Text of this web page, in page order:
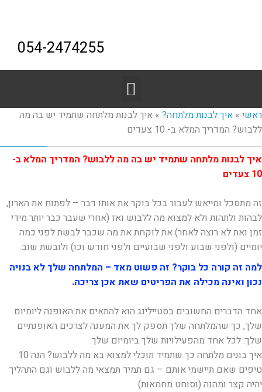
054-2474255
ראשי » איך לבנות מלתחה? » איך לבנות מלתחה שתמיד יש בה מה
ללבוש? המדריך המלא ב- 10 צעדים
איך לבנות מלתחה שתמיד יש בה מה ללבוש? המדריך המלא ב-
10 צעדים
זה מתסכל ומייאש לעבור בכל בוקר את אותו דבר – לפתוח את הארון,
לבהות ולתהות ולא למצוא מה ללבוש ואז (אחרי שעבר כבר יותר מידי
זמן ואת לא רוצה לאחר) את לוקחת את מה שכבר לבשת לפני כמה
יומיים (ולפני שבוע ולפני שבועיים ולפני חודש וכו) ולובשת שוב.
למה זה קורה כל בוקר? זה פשוט מאד – המלתחה שלך לא בנויה
נכון ואינה מכילה את הפריטים שאת אכן צריכה.
אחד הדברים החשובים בסטיילינג הוא להתאים את האופנה ליומיום
שלך, כך שהמלתחה שלך תספק לך את המענה לצרכים האופנתיים
שלך: לכל אחד מהפעילויות שלך ביומיום שלך.
איך בונים מלתחה כך שתמיד תוכלי למצוא בא מה ללבוש? הנה 10
טיפים שאם תיישמי אותם – גם תמיד תמצאי מה ללבוש וגם התהליך
יהיה קצר ומהנה (וסוחט מחמאות)